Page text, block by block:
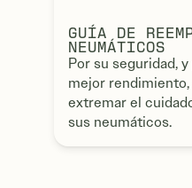
GUÍA DE
NEUMÁTICOS
Por su seguridad,
mejor
extremar el
sus neumáticos.